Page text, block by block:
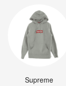
Supreme